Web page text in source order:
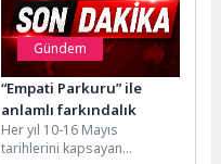
Gündem
“Empati Parkuru” ile
anlamlı farkındalık
Her yıl 10-16 Mayıs
tarihlerini kapsayan